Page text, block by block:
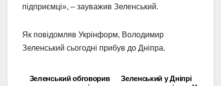
підприємці», – зауважив Зеленський.
Як повідомляв Укрінформ, Володимир
Зеленський сьогодні прибув до Дніпра.
Зеленський у Дніпрі
Зеленський обговорив